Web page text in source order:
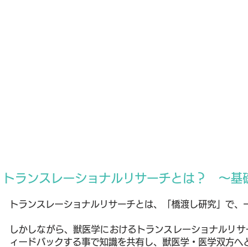
トランスレーショナルリサーチとは？ ～基
トランスレーショナルリサーチとは、「橋渡し研究」で
しかしながら、獣医学におけるトランスレーショナルリサ
ィードバックする事で知識を共有し、獣医学・医学双方